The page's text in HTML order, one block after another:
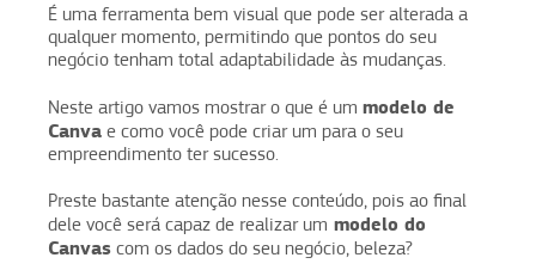
É uma ferramenta bem visual que pode ser alterada a
qualquer momento, permitindo que pontos do seu
negócio tenham total adaptabilidade às mudanças.
Neste artigo vamos mostrar o que é um modelo de
Canva e como você pode criar um para o seu
empreendimento ter sucesso.
Preste bastante atenção nesse conteúdo, pois ao final
dele você será capaz de realizar um modelo do
Canvas com os dados do seu negócio, beleza?